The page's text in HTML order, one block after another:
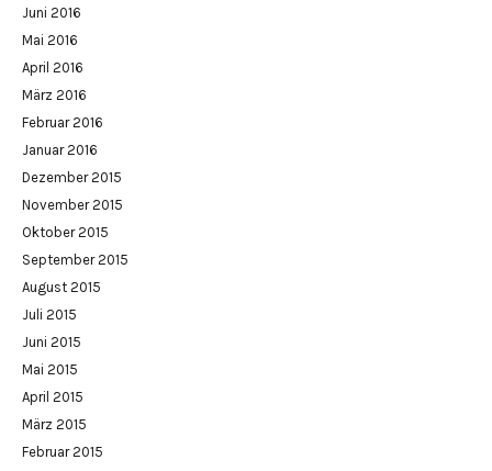
Juni 2016
Mai 2016
April 2016
März 2016
Februar 2016
Januar 2016
Dezember 2015
November 2015
Oktober 2015
September 2015
August 2015
Juli 2015
Juni 2015
Mai 2015
April 2015
März 2015
Februar 2015